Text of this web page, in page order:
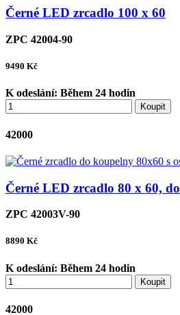
Černé LED zrcadlo 100 x 60
ZPC 42004-90
9490 Kč
K odeslání: Během 24 hodin
Koupit
42000
Černé LED zrcadlo 80 x 60,
ZPC 42003V-90
8890 Kč
K odeslání: Během 24 hodin
Koupit
42000